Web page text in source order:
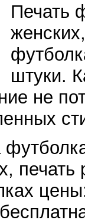
Печать
штуки.
не
печать